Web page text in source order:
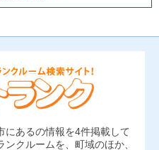
にあるの情報を4件掲載して
クルームを、町域のほか、